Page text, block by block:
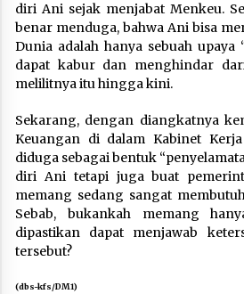
diri Ani sejak menjabat Menkeu.
benar menduga, bahwa Ani bisa
Dunia adalah hanya sebuah upaya
dapat kabur dan menghindar
melilitnya itu hingga kini.
Sekarang, dengan diangkatnya
Keuangan di dalam Kabinet
diduga sebagai bentuk
diri Ani tetapi juga buat
memang sedang sangat
Sebab, bukankah memang
dipastikan dapat menjawab
tersebut?
(dbs-kfs/DM1)